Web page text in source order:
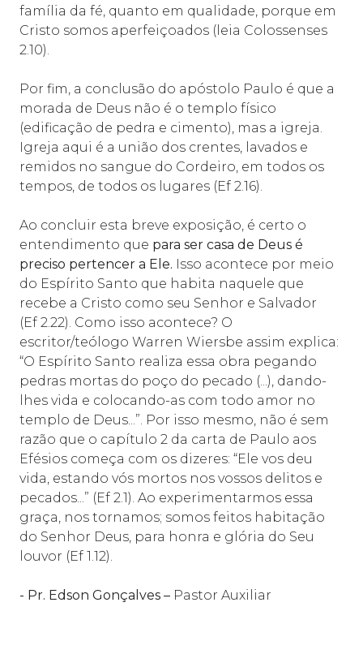
família da fé, quanto em qualidade, porque em
Cristo somos aperfeiçoados (leia Colossenses
2.10).
Por fim, a conclusão do apóstolo Paulo é que a
morada de Deus não é o templo físico
(edificação de pedra e cimento), mas a igreja.
Igreja aqui é a união dos crentes, lavados e
remidos no sangue do Cordeiro, em todos os
tempos, de todos os lugares (Ef 2.16).
Ao concluir esta breve exposição, é certo o
entendimento que para ser casa de Deus é
preciso pertencer a Ele. Isso acontece por meio
do Espírito Santo que habita naquele que
recebe a Cristo como seu Senhor e Salvador
(Ef 2.22). Como isso acontece? O
escritor/teólogo Warren Wiersbe assim explica:
“O Espírito Santo realiza essa obra pegando
pedras mortas do poço do pecado (...), dando-
lhes vida e colocando-as com todo amor no
templo de Deus...”. Por isso mesmo, não é sem
razão que o capítulo 2 da carta de Paulo aos
Efésios começa com os dizeres: “Ele vos deu
vida, estando vós mortos nos vossos delitos e
pecados...” (Ef 2.1). Ao experimentarmos essa
graça, nos tornamos; somos feitos habitação
do Senhor Deus, para honra e glória do Seu
louvor (Ef 1.12).
- Pr. Edson Gonçalves – Pastor Auxiliar